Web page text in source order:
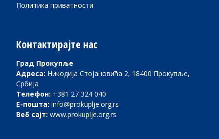
Политика приватности
Контактирајте нас
Град Прокупље
Адреса: Никодија Стојановића 2, 18400 Прокупље,
Србија
Телефон: +381 27 324 040
Е-пошта: info@prokuplje.org.rs
Веб сајт: www.prokuplje.org.rs